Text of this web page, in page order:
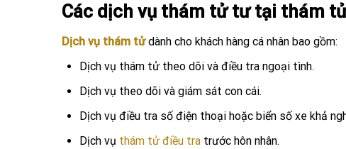
Các dịch vụ thám tử tư tại thám
Dịch vụ thám tử dành cho khách hàng cá nhân bao gồm:
Dịch vụ thám tử theo dõi và điều tra ngoại tình.
Dịch vụ theo dõi và giám sát con cái.
Dịch vụ điều tra số điện thoại hoặc biển số xe khả
Dịch vụ thám tử điều tra trước hôn nhân.